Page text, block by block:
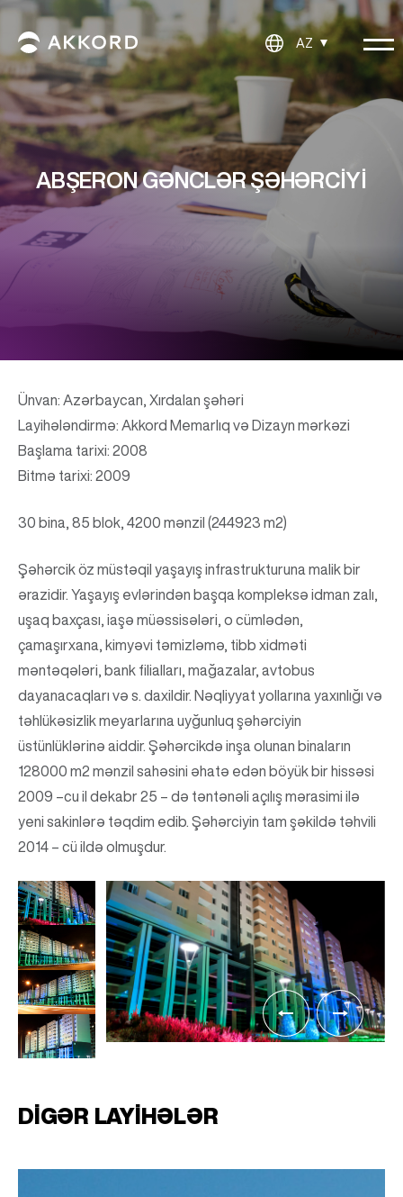
AZ
ABŞERON GƏNCLƏR ŞƏHƏRCIYI
Ünvan: Azərbaycan, Xırdalan şəhəri
Layihələndirmə: Akkord Memarlıq və Dizayn mərkəzi
Başlama tarixi: 2008
Bitmə tarixi: 2009
30 bina, 85 blok, 4200 mənzil (244923 m2)
Şəhərcik öz müstəqil yaşayış infrastrukturuna malik bir
ərazidir. Yaşayış evlərindən başqa kompleksə idman zalı,
uşaq baxçası, iaşə müəssisələri, o cümlədən,
çamaşırxana, kimyəvi təmizləmə, tibb xidməti
məntəqələri, bank filialları, mağazalar, avtobus
dayanacaqları və s. daxildir. Nəqliyyat yollarına yaxınlığı və
təhlükəsizlik meyarlarına uyğunluq şəhərciyin
üstünlüklərinə aiddir. Şəhərcikdə inşa olunan binaların
128000 m2 mənzil sahəsini əhatə edən böyük bir hissəsi
2009 –cu il dekabr 25 – də təntənəli açılış mərasimi ilə
yeni sakinlərə təqdim edib. Şəhərciyin tam şəkildə təhvili
2014 – cü ildə olmuşdur.
DIGƏR LAYIHƏLƏR